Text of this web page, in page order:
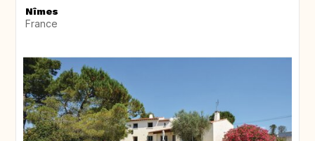
Nîmes
France